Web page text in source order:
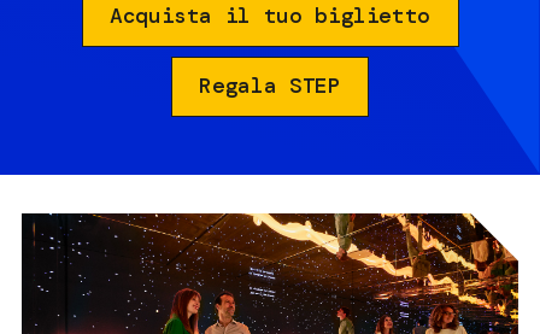
Acquista il tuo biglietto
Regala STEP